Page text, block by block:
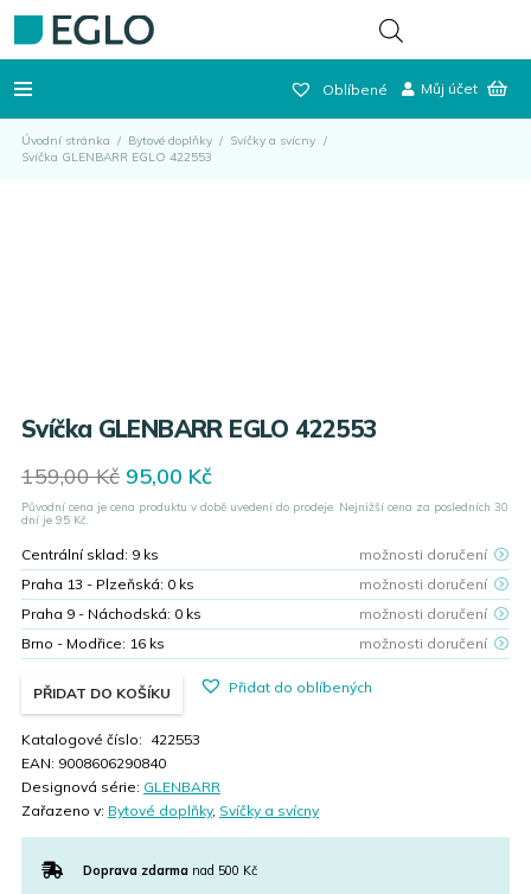
Oblíbené Můj účet
Úvodní stránka / Bytové doplňky / Svíčky a svícny /
Svíčka GLENBARR EGLO 422553
Svíčka GLENBARR EGLO 422553
159,00Kč Original
price
was:
159,00 Kč.
95,00 KčCurrent
price
Původní cena je cena produktu v době uvedení do prodeje. Nejnižší cena za posledních 30
dní je 95 Kč.
Centrální sklad: 9 ks
možnosti doručení
Praha 13 - Plzeňská: 0 ks
možnosti doručení
Praha 9 - Náchodská: 0 ks
možnosti doručení
Brno - Modřice: 16 ks možnosti doručení
PŘIDAT DO KOŠÍKU Přidat do oblíbených
Katalogové číslo: 422553
EAN: 9008606290840
Designová série: GLENBARR
Zařazeno v: Bytové doplňky, Svíčky a svícny
Doprava zdarma nad 500 Kč